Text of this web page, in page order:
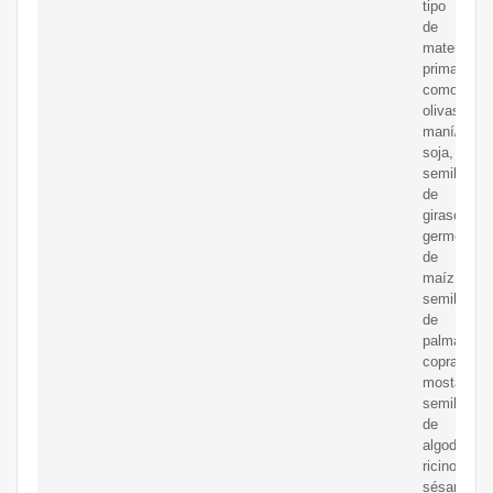
tipo
de
materia
prima,
como
olivas,
maní/
soja,
semilla
de
girasol,
germen
de
maíz,
semilla
de
palma,
copra,
mostaza,
semilla
de
algodón,
ricino,
sésamo,